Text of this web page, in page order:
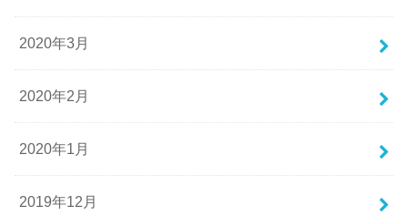
2020年3月
2020年2月
2020年1月
2019年12月